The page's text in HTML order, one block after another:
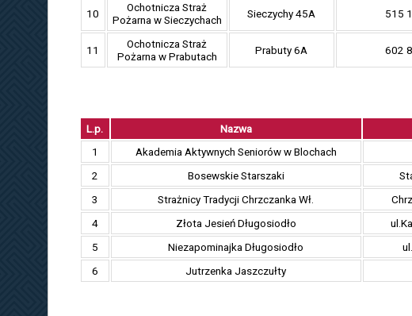
10
Ochotnicza Straż
Pożarna w Sieczychach
Sieczychy 45A 515
11
Ochotnicza Straż
Pożarna w Prabutach
Prabuty 6A 602
L.p. Nazwa
1
Akademia Aktywnych Seniorów w Blochach
2
Bosewskie Starszaki
3
Strażnicy Tradycji Chrzczanka Wł.
4
Złota Jesień Długosiodło
5
Niezapominajka Długosiodło
6
Jutrzenka Jaszczułty